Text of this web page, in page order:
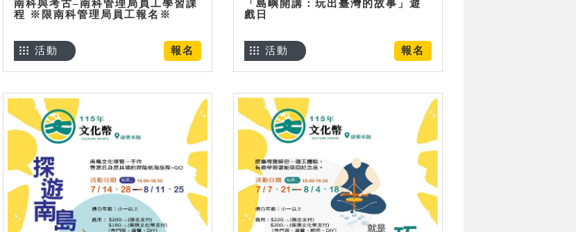
南科與考古–南科管理局員工學習課
程 ※限南科管理局員工報名※
報名
活動
「島嶼開講：玩出臺灣的故事」遊
戲日
報名
活動